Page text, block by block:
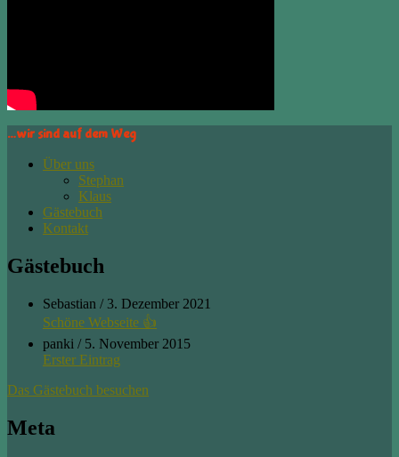
…wir sind auf dem Weg
Über uns
Stephan
Klaus
Gästebuch
Kontakt
Gästebuch
Sebastian / 3. Dezember 2021
Schöne Webseite 👍
panki / 5. November 2015
Erster Eintrag
Das Gästebuch besuchen
Meta